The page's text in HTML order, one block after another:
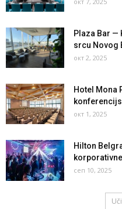
Plaza Bar
srcu Novog
окт 2, 2025
Hotel Mona
окт 1, 2025
Hilton
сеп 10, 2025